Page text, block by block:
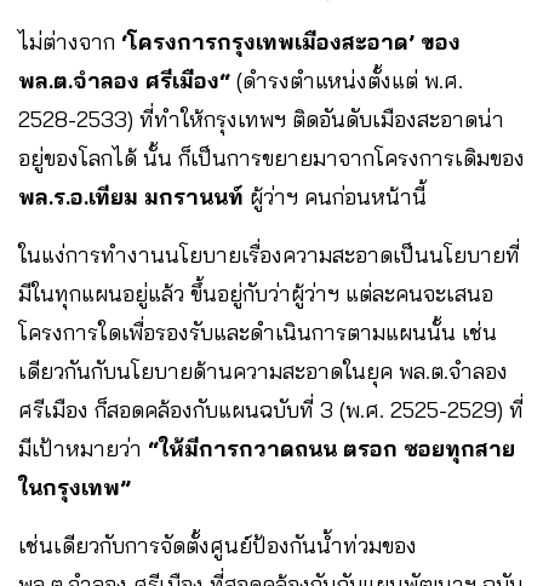
ไม่ต่างจาก ‘โครงการกรุงเทพเมืองสะอาด’ ของ
พล.ต.จำลอง ศรีเมือง“ (ดำรงตำแหน่งตั้งแต่ พ.ศ.
2528-2533) ที่ทำให้กรุงเทพฯ ติดอันดับเมืองสะอาดน่า
อยู่ของโลกได้ นั้น ก็เป็นการขยายมาจากโครงการเดิมของ
พล.ร.อ.เทียม มกรานนท์ ผู้ว่าฯ คนก่อนหน้านี้
ในแง่การทำงานนโยบายเรื่องความสะอาดเป็นนโยบายที่
มีในทุกแผนอยู่แล้ว ขึ้นอยู่กับว่าผู้ว่าฯ แต่ละคนจะเสนอ
โครงการใดเพื่อรองรับและดำเนินการตามแผนนั้น เช่น
เดียวกันกับนโยบายด้านความสะอาดในยุค พล.ต.จำลอง
ศรีเมือง ก็สอดคล้องกับแผนฉบับที่ 3 (พ.ศ. 2525-2529) ที่
มีเป้าหมายว่า “ให้มีการกวาดถนน ตรอก ซอยทุกสาย
ในกรุงเทพ”
เช่นเดียวกับการจัดตั้งศูนย์ป้องกันน้ำท่วมของ